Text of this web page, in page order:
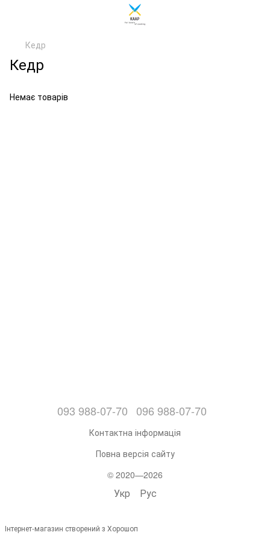
Кедр
Кедр
Немає товарів
093 988-07-70 096 988-07-70
Контактна інформація
Повна версія сайту
© 2020—2026
Укр Рус
Інтернет-магазин створений з Хорошоп